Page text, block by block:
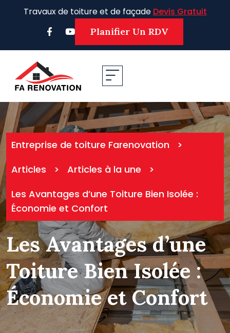
Travaux de toiture et de façade Devis Gratuit
Planifier Un RDV
Entreprise de toiture Farenovation
>
Articles
> Articles à la une
>
Les Avantages d’une Toiture Bien Isolée :
Économie et Confort
Les Avantages d’une
Toiture Bien Isolée :
Économie et Confort